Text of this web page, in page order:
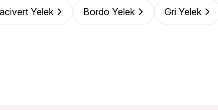
Yelek Bordo Yelek Gri Yelek